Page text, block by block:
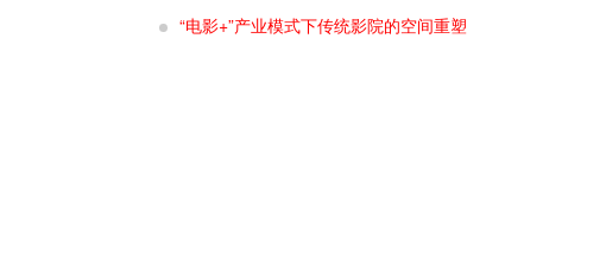
“电影+”产业模式下传统影院的空间重塑